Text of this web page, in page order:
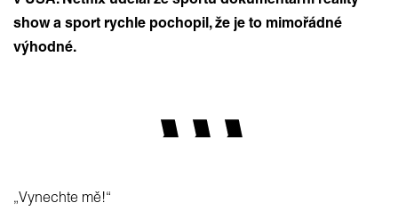
show a sport rychle pochopil, že je to mimořádné
výhodné.
„Vynechte mě!“